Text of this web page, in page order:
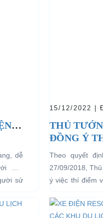
dễ
môi
sử
15/12/2022 |
THỦ
ĐỒNG Ý
04 BÁNH
LỊCH TẠI
HẠN CHẾ
Theo quyết
27/09/2018,
ý việc thí điểm